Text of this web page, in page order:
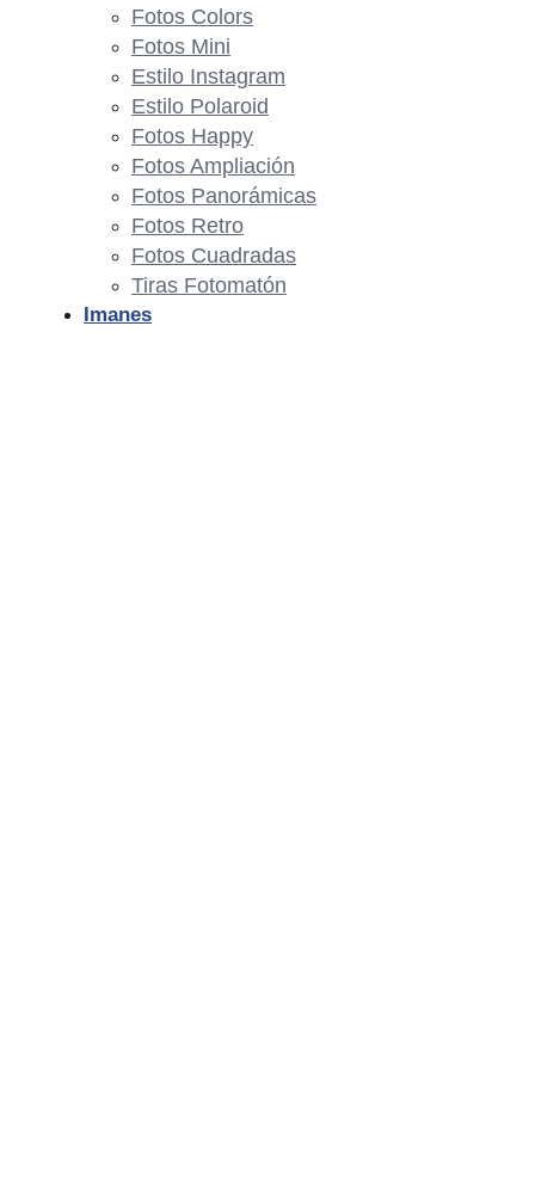
Fotos Colors
Fotos Mini
Estilo Instagram
Estilo Polaroid
Fotos Happy
Fotos Ampliación
Fotos Panorámicas
Fotos Retro
Fotos Cuadradas
Tiras Fotomatón
Imanes